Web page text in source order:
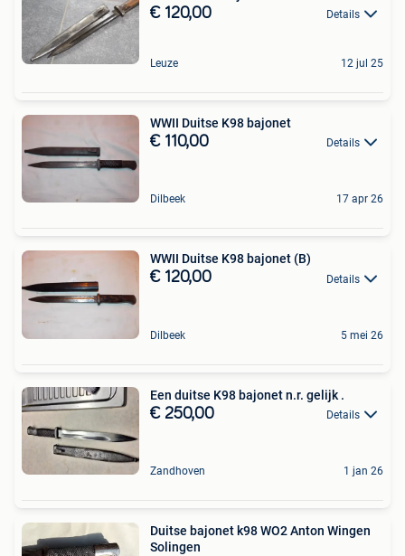
€ 120,00 Details
Leuze 12 jul 25
WWII Duitse K98 bajonet
€ 110,00 Details
Dilbeek 17 apr 26
WWII Duitse K98 bajonet (B)
€ 120,00 Details
Dilbeek 5 mei 26
Een duitse K98 bajonet n.r. gelijk .
€ 250,00 Details
Zandhoven 1 jan 26
Duitse bajonet k98 WO2 Anton Wingen
Solingen